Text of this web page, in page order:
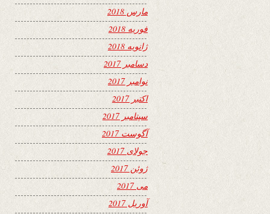
مارس 2018
فوریه 2018
ژانویه 2018
دسامبر 2017
نوامبر 2017
اکتبر 2017
سپتامبر 2017
آگوست 2017
جولای 2017
ژوئن 2017
می 2017
آوریل 2017